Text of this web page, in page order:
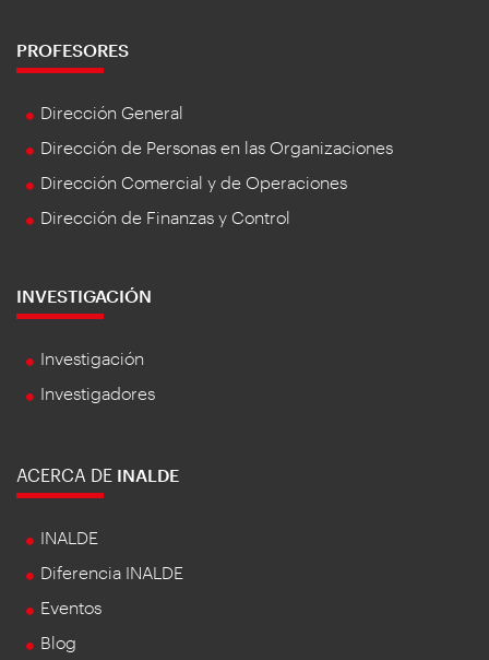
PROFESORES
Dirección General
Dirección de Personas en las Organizaciones
Dirección Comercial y de Operaciones
Dirección de Finanzas y Control
INVESTIGACIÓN
Investigación
Investigadores
ACERCA DE INALDE
INALDE
Diferencia INALDE
Eventos
Blog